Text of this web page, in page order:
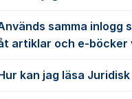
samma inlogg
artiklar och e-böcker
kan jag läsa